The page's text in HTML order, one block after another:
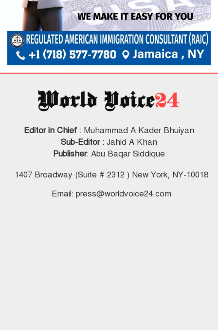
Editor in Chief : Muhammad A Kader Bhuiyan
Sub-Editor: Jahid A Khan
Publisher: Abu Baqar Siddique
1407 Broadway (Suite # 2312 ) New York, NY-10018
Email: press@worldvoice24.com